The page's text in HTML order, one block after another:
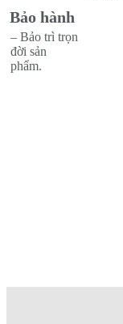
Bảo hành
– Bảo trì trọn
đời sản
phẩm.